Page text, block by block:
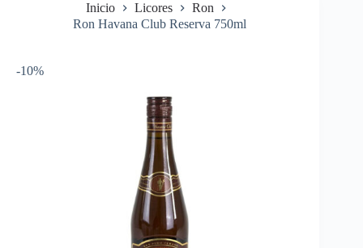
Inicio Licores
Ron
Ron Havana Club Reserva 750ml
-10%